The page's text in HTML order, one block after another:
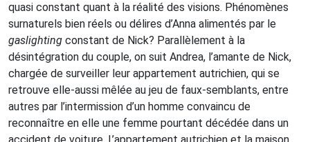
quasi constant quant à la réalité des visions. Phénomènes
surnaturels bien réels ou délires d’Anna alimentés par le
gaslighting constant de Nick? Parallèlement à la
désintégration du couple, on suit Andrea, l’amante de Nick,
chargée de surveiller leur appartement autrichien, qui se
retrouve elle-aussi mêlée au jeu de faux-semblants, entre
autres par l’intermission d’un homme convaincu de
reconnaître en elle une femme pourtant décédée dans un